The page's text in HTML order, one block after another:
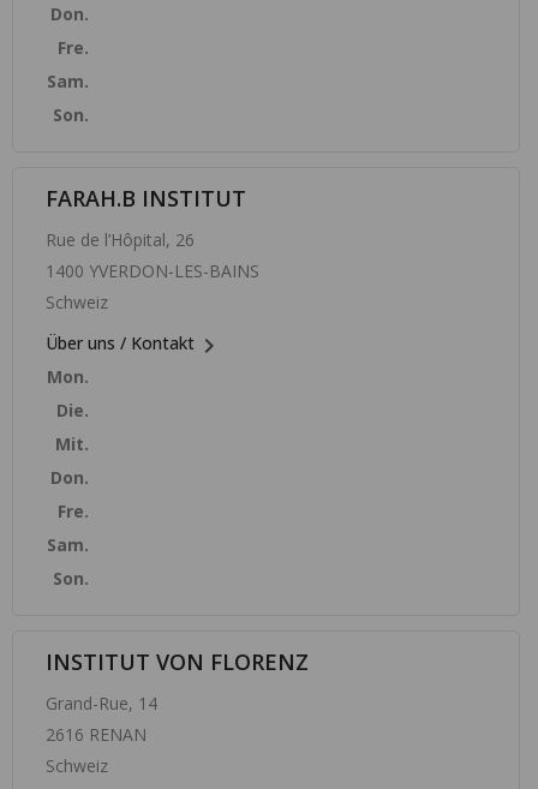
Don.
Fre.
Sam.
Son.
FARAH.B INSTITUT
Rue de l’Hôpital, 26
1400 YVERDON-LES-BAINS
Schweiz
Über uns / Kontakt 
Mon.
Die.
Mit.
Don.
Fre.
Sam.
Son.
INSTITUT VON FLORENZ
Grand-Rue, 14
2616 RENAN
Schweiz